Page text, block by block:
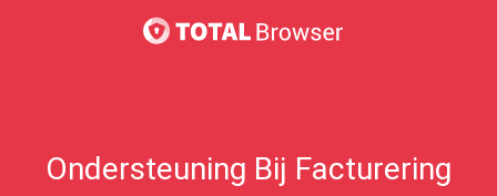
Ondersteuning Bij Facturering